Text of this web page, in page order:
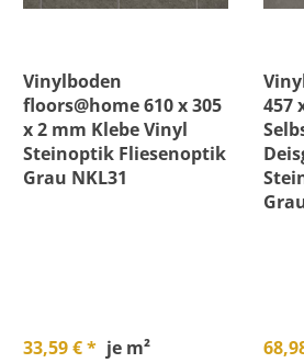
Vinylboden
floors@home 610 x 305
x 2 mm Klebe Vinyl
Steinoptik Fliesenoptik
Grau NKL31
33,59 € * je m²
457